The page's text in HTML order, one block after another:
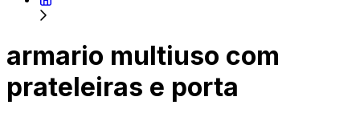
armario multiuso com
prateleiras e porta